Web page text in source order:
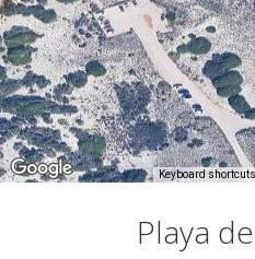
Keyboard shortcuts
Playa